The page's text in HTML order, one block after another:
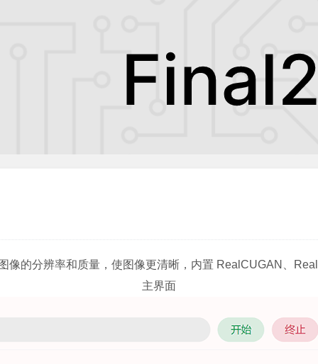
像的分辨率和质量，使图像更清晰，内置 RealCUGAN、
主界面